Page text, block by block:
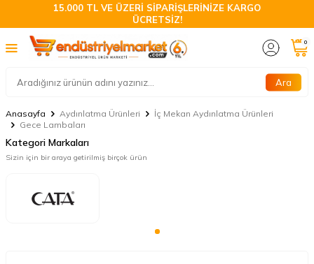
15.000 TL VE ÜZERİ SİPARİŞLERİNİZE KARGO
ÜCRETSİZ!
Ara
0
Anasayfa Aydınlatma Ürünleri
İç Mekan Aydınlatma Ürünleri
Gece Lambaları
Kategori Markaları
Sizin için bir araya getirilmiş birçok ürün